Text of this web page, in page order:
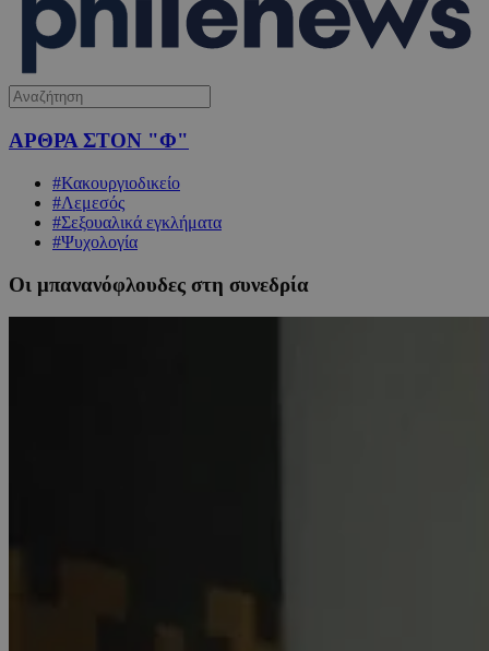
ΑΡΘΡΑ ΣΤΟΝ "Φ"
#Κακουργιοδικείο
#Λεμεσός
#Σεξουαλικά εγκλήματα
#Ψυχολογία
Οι μπανανόφλουδες στη συνεδρία